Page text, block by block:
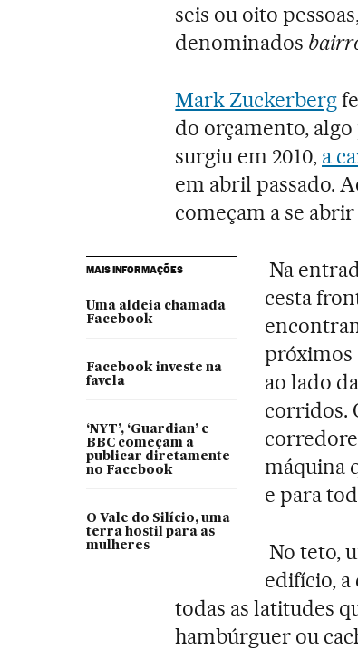
seis ou oito
denominados
Mark Zuckerberg
do orçamento,
surgiu em 2010, a
em abril passado.
começam a se
MAIS INFORMAÇÕES
Uma aldeia chamada
Facebook
Facebook investe na
favela
‘NYT’, ‘Guardian’ e
BBC começam a
publicar diretamente
no Facebook
O Vale do Silício, uma
terra hostil para as
mulheres
Na
cesta
próximos
ao lado
corridos.
máquina
e para
No teto,
edifício,
todas as latitudes
hambúrguer ou